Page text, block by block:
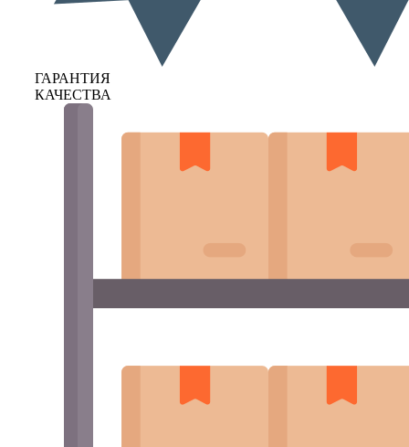
ГАРАНТИЯ
КАЧЕСТВА